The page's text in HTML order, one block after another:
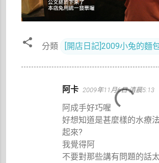
分類 [開店日記]2009小兔的麵
阿卡 2009年11月6日 清晨5:13
阿成手好巧喔
好想知道是甚麼樣的水療
起來?
我覺得阿
不要對那些講有問題的話